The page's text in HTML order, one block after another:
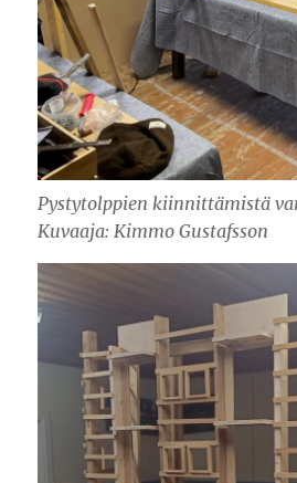
Pystytolppien kiinnittämistä
Kuvaaja: Kimmo Gustafsson